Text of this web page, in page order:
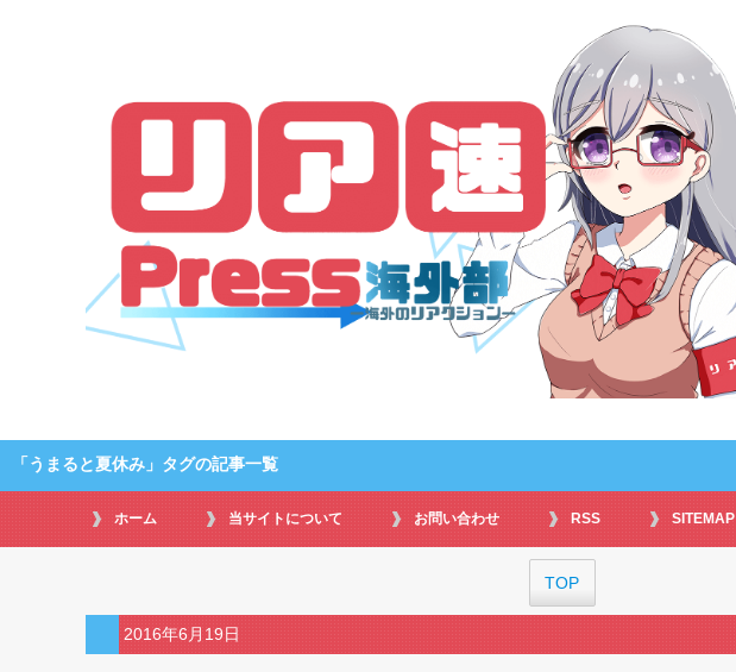
「うまると夏休み」タグの記事一覧
ホーム 当サイトについて お問い合わせ RSS SITEMAP
TOP
2016年6月19日